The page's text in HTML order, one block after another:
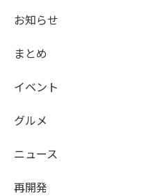
お知らせ
まとめ
イベント
グルメ
ニュース
再開発